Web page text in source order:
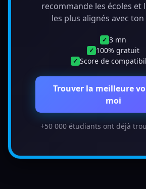
recommande les écoles et
les plus alignés avec
✓ 3 mn
✓ 100% gratuit
✓ Score de
Trouver la meilleure
moi
+50 000 étudiants ont déjà